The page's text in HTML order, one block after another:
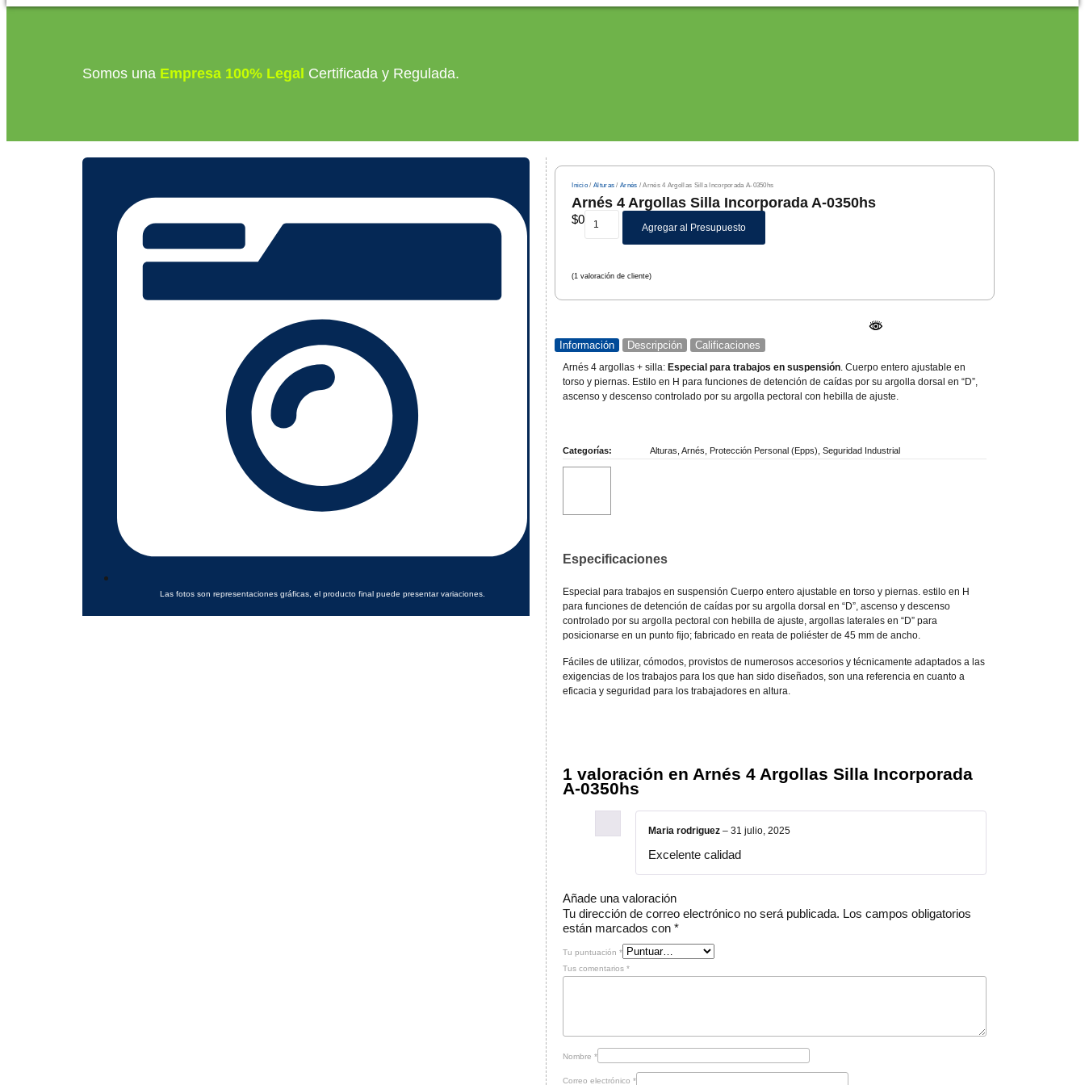
Somos una Empresa 100% Legal Certificada y Regulada.
Las fotos son representaciones gráficas, el producto final puede presentar variaciones.
Inicio /Alturas /Arnés / Arnés 4 Argollas Silla Incorporada A-0350hs
Arnés 4 Argollas Silla Incorporada A-0350hs
$0
Agregar al Presupuesto
(1 valoración de cliente)
Información Descripción Calificaciones
Arnés 4 argollas + silla:Especial para trabajos en suspensión . Cuerpo entero ajustable en
torso y piernas. Estilo en H para funciones de detención de caídas por su argolla dorsal en “D”,
ascenso y descenso controlado por su argolla pectoral con hebilla de ajuste.
Categorías: Alturas ,Arnés Protección Personal (Epps) ,Seguridad Industrial
Especificaciones
Especial para trabajos en suspensión Cuerpo entero ajustable en torso y piernas. estilo en H
para funciones de detención de caídas por su argolla dorsal en “D”, ascenso y descenso
controlado por su argolla pectoral con hebilla de ajuste, argollas laterales en “D” para
posicionarse en un punto fijo; fabricado en reata de poliéster de 45 mm de ancho.
Fáciles de utilizar, cómodos, provistos de numerosos accesorios y técnicamente adaptados a las
exigencias de los trabajos para los que han sido diseñados, son una referencia en cuanto a
eficacia y seguridad para los trabajadores en altura.
1 valoración en Arnés 4 Argollas Silla Incorporada
A-0350hs
Maria rodriguez– 31 julio, 2025
Excelente calidad
Añade una valoración
Tu dirección de correo electrónico no será publicada. Los campos obligatorios
están marcados con*
Tu puntuación*
Tus comentarios*
Nombre*
Correo electrónico*